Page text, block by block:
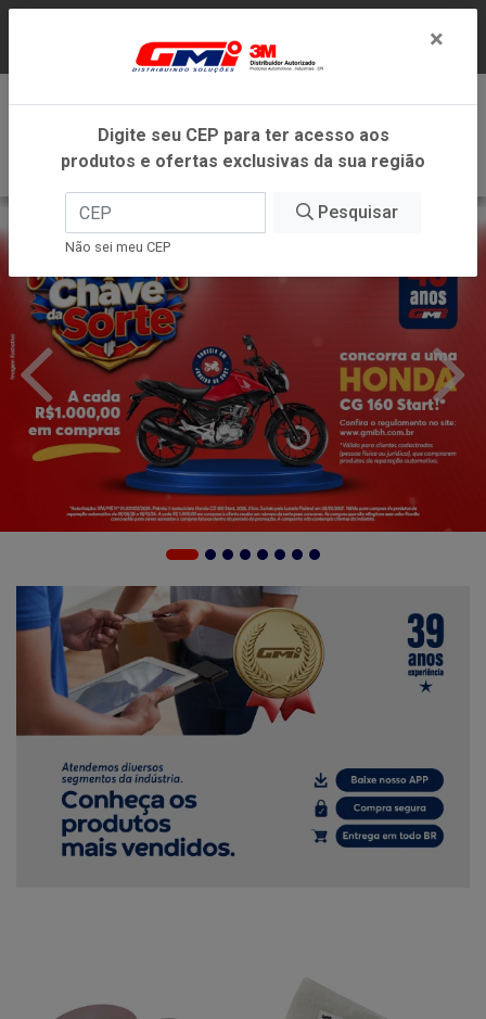
DENTRO DO ESTADO DE MINAS GERAIS.
×
Digite seu CEP para ter acesso aos
produtos e ofertas exclusivas da sua região
Pesquisar
Não sei meu CEP